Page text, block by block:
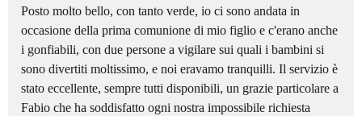
Posto molto bello, con tanto verde, io ci sono andata in
occasione della prima comunione di mio figlio e c'erano anche
i gonfiabili, con due persone a vigilare sui quali i bambini si
sono divertiti moltissimo, e noi eravamo tranquilli. Il servizio è
stato eccellente, sempre tutti disponibili, un grazie particolare a
Fabio che ha soddisfatto ogni nostra impossibile richiesta